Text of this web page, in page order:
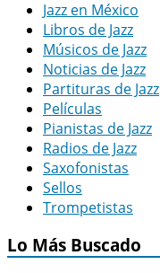
Jazz en México
Libros de Jazz
Músicos de Jazz
Noticias de Jazz
Partituras de Jazz
Películas
Pianistas de Jazz
Radios de Jazz
Saxofonistas
Sellos
Trompetistas
Lo Más Buscado